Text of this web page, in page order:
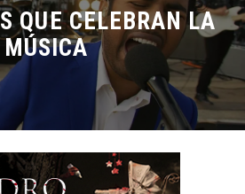
QUE CELEBRAN LA
MÚSICA